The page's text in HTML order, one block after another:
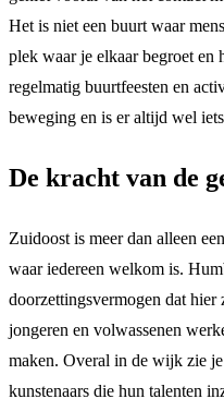
Het is niet een buurt waar
plek waar je elkaar begroet en
regelmatig buurtfeesten en
beweging en is er altijd wel
De kracht van de
Zuidoost is meer dan alleen
waar iedereen welkom is.
doorzettingsvermogen dat
jongeren en volwassenen
maken. Overal in de wijk zie
kunstenaars die hun talenten